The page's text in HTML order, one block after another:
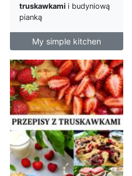
truskawkami i budyniową
pianką
My simple kitchen